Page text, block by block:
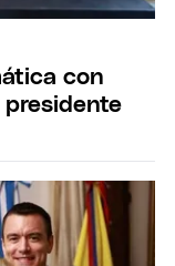
con
presidente